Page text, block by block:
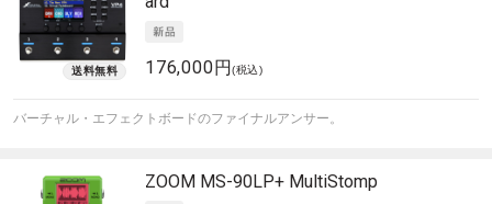
176,000円(税込)
バーチャル・エフェクトボードのファイナルアンサー。
ZOOM MS-90LP+ MultiStomp